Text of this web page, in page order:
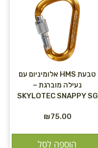
טבעת HMS אלומיניום עם
נעילה מוברגת –
SKYLOTEC SNAPPY SG
₪75.00
הוספה לסל